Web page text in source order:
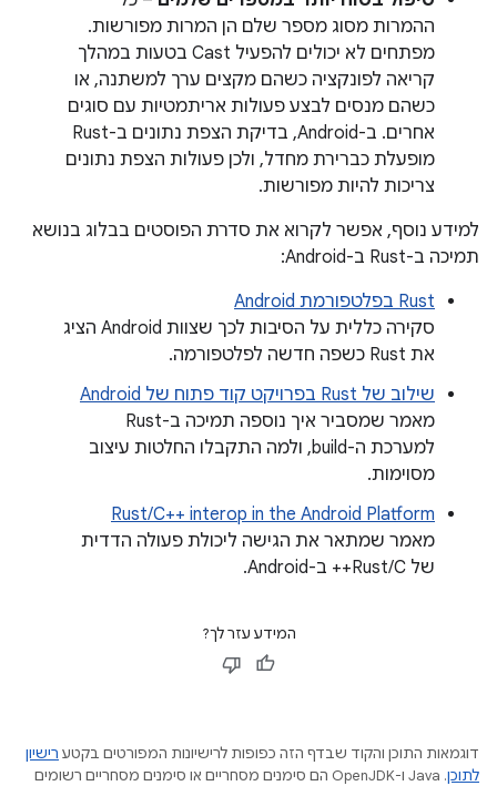
ההמרות מסוג מספר שלם הן המרות מפורשות.
מפתחים לא יכולים להפעיל Cast בטעות במהלך
קריאה לפונקציה כשהם מקצים ערך למשתנה, או
כשהם מנסים לבצע פעולות אריתמטיות עם סוגים
אחרים. ב-Android, בדיקת הצפת נתונים ב-Rust
מופעלת כברירת מחדל, ולכן פעולות הצפת נתונים
צריכות להיות מפורשות.
למידע נוסף, אפשר לקרוא את סדרת הפוסטים בבלוג בנושא
תמיכה ב-Rust ב-Android:
Rust בפלטפורמת Android
סקירה כללית על הסיבות לכך שצוות Android הציג
את Rust כשפה חדשה לפלטפורמה.
שילוב של Rust בפרויקט קוד פתוח של Android
מאמר שמסביר איך נוספה תמיכה ב-Rust
למערכת ה-build, ולמה התקבלו החלטות עיצוב
מסוימות.
Rust/C++ interop in the Android Platform
מאמר שמתאר את הגישה ליכולת פעולה הדדית
של Rust/C++ ב-Android.
המידע עזר לך?
דוגמאות התוכן והקוד שבדף הזה כפופות לרישיונות המפורטים בקטע רישיון
לתוכן
.‏ Java ו-OpenJDK הם סימנים מסחריים או סימנים מסחריים רשומים